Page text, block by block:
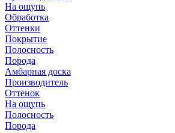
На ощупь
Обработка
Оттенки
Покрытие
Полосность
Порода
Амбарная доска
Производитель
Оттенок
На ощупь
Полосность
Порода